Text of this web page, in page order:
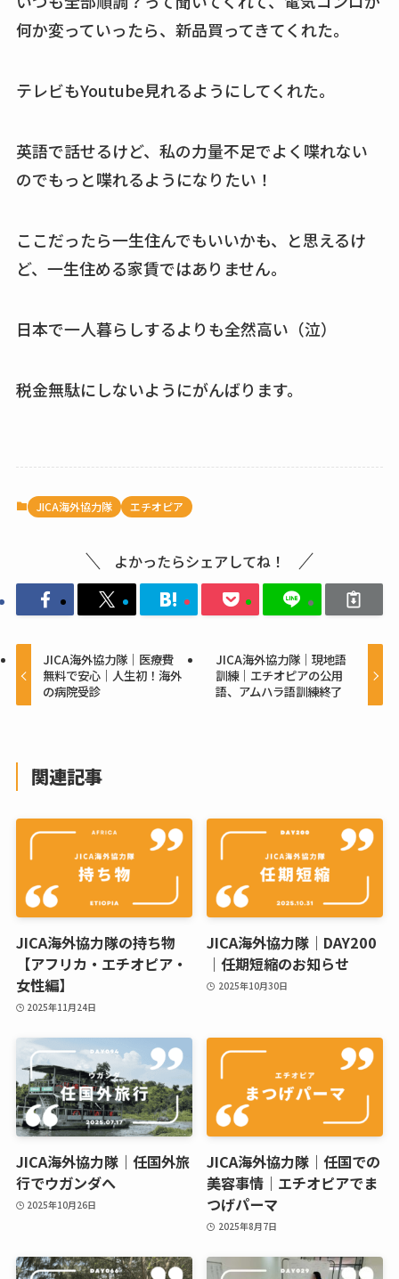
何か変っていったら、新品買ってきてくれた。
テレビもYoutube見れるようにしてくれた。
英語で話せるけど、私の力量不足でよく喋れない
のでもっと喋れるようになりたい！
ここだったら一生住んでもいいかも、と思えるけ
ど、一生住める家賃ではありません。
日本で一人暮らしするよりも全然高い（泣）
税金無駄にしないようにがんばります。
JICA海外協力隊 エチオピア
よかったらシェアしてね！
JICA海外協力隊｜医療費
無料で安心｜人生初！海外
の病院受診
JICA海外協力隊｜現地語
訓練｜エチオピアの公用
語、アムハラ語訓練終了
関連記事
JICA海外協力隊の持ち物
【アフリカ・エチオピア・
女性編】
2025年11月24日
JICA海外協力隊｜DAY200
｜任期短縮のお知らせ
2025年10月30日
JICA海外協力隊｜任国外旅
行でウガンダへ
2025年10月26日
JICA海外協力隊｜任国での
美容事情｜エチオピアでま
つげパーマ
2025年8月7日